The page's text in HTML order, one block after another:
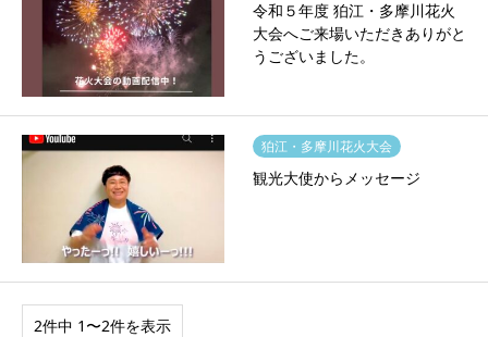
令和５年度 狛江・多摩川花火
大会へご来場いただきありがと
うございました。
狛江・多摩川花火大会
観光大使からメッセージ
2件中 1〜2件を表示